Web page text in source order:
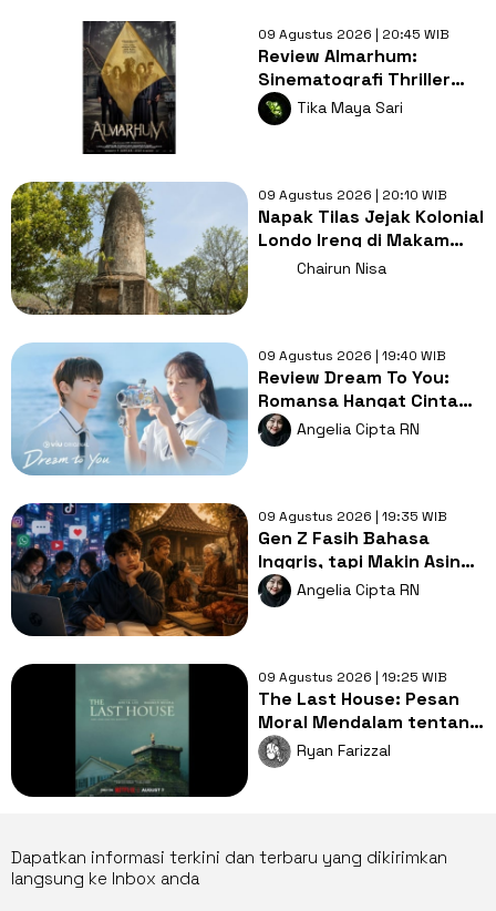
09 Agustus 2026 | 20:45 WIB
Review Almarhum:
Sinematografi Thriller
Misteri Bernyawa
Kearifan Lokal
Tika Maya Sari
09 Agustus 2026 | 20:10 WIB
Napak Tilas Jejak Kolonial
Londo Ireng di Makam
Kherkof Purworejo
Chairun Nisa
09 Agustus 2026 | 19:40 WIB
Review Dream To You:
Romansa Hangat Cinta
Pertama, Luka dan
Impian
Angelia Cipta RN
09 Agustus 2026 | 19:35 WIB
Gen Z Fasih Bahasa
Inggris, tapi Makin Asing
dengan Bahasa Ibu,
Mengapa?
Angelia Cipta RN
09 Agustus 2026 | 19:25 WIB
The Last House: Pesan
Moral Mendalam tentang
Hubungan Manusia dan
Alam
Ryan Farizzal
Dapatkan informasi terkini dan terbaru yang dikirimkan
langsung ke Inbox anda